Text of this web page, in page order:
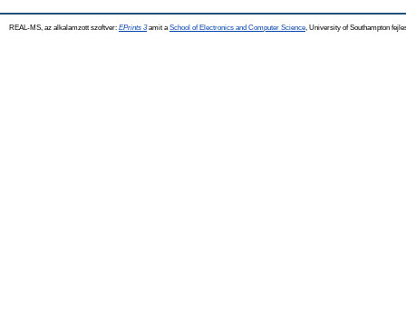
REAL-MS, az alkalamzott szoftver: EPrints 3amit a School of Electronics and Computer Science , University of Southampton